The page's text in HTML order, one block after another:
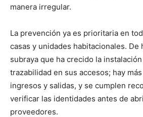
manera irregular.
La prevención ya es prioritaria en
casas y unidades habitacionales. De
subraya que ha crecido la
trazabilidad en sus accesos; hay
ingresos y salidas, y se cumplen
verificar las identidades antes de
proveedores.